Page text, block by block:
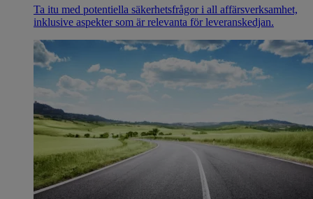
Ta itu med potentiella säkerhetsfrågor i all affärsverksamhet,
inklusive aspekter som är relevanta för leveranskedjan.